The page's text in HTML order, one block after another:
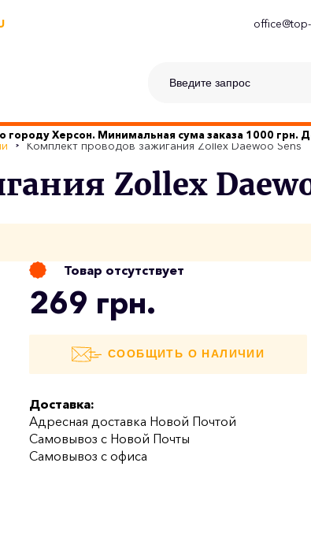
городу Херсон. Минимальная сума заказа 1000 грн.
Комплект проводов зажигания Zollex Daewoo Sens
Zollex
Товар отсутствует
269 грн.
СООБЩИТЬ О НАЛИЧИИ
Доставка:
Адресная доставка Новой Почтой
Самовывоз с Новой Почты
Самовывоз с офиса